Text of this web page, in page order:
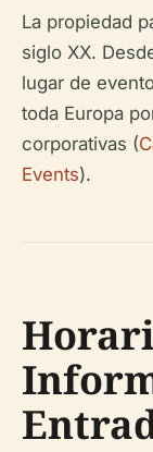
La propiedad
siglo XX.
lugar de
toda Europa
corporativas (
Events).